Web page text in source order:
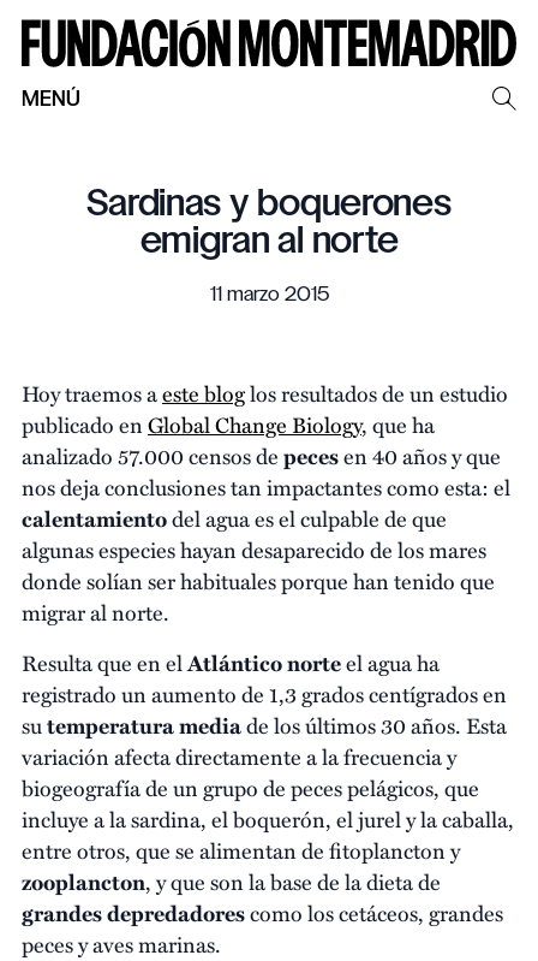
MENÚ
Sardinas y boquerones
emigran al norte
11 marzo 2015
Hoy traemos aeste bloglos resultados de un estudio
publicado enGlobal Change Biology, que ha
analizado 57.000 censos depecesen 40 años y que
nos deja conclusiones tan impactantes como esta: el
calentamientodel agua es el culpable de que
algunas especies hayan desaparecido de los mares
donde solían ser habituales porque han tenido que
migrar al norte.
Resulta que en elAtlántico norteel agua ha
registrado un aumento de 1,3 grados centígrados en
sutemperatura mediade los últimos 30 años. Esta
variación afecta directamente a la frecuencia y
biogeografía de un grupo de peces pelágicos, que
incluye a la sardina, el boquerón, el jurel y la caballa,
entre otros, que se alimentan de fitoplancton y
zooplancton, y que son la base de la dieta de
grandes depredadorescomo los cetáceos, grandes
peces y aves marinas.